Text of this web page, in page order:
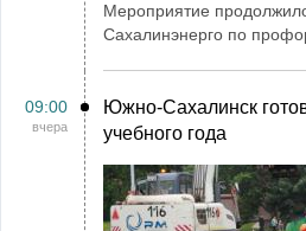
Мероприятие
Сахалинэнерго по
09:00
вчера
Южно-Сахалинск
учебного года